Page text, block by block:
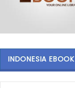
INDONESIA EBOOK